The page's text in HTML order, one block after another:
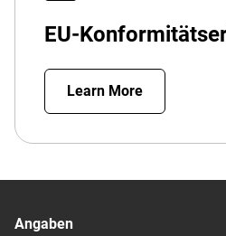
EU-
Learn More
Angaben